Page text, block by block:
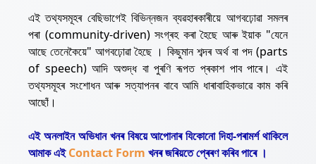
এই তথ্যসমূহৰ বেছিভাগেই বিভিন্নজন ব্যৱহাৰকাৰীয়ে আগবঢ়োৱা সমলৰ
পৰা (community-driven) সংগ্ৰহ কৰা হৈছে আৰু ইয়াক "যেনে
আছে তেনেকৈয়ে" আগবঢ়োৱা হৈছে । কিছুমান শব্দৰ অৰ্থ বা পদ (parts
of speech) আদি অশুদ্ধ বা পুৰণি ৰূপত প্ৰকাশ পাব পাৰে। এই
তথ্যসমূহৰ সংশোধন আৰু সত্যাপনৰ বাবে আমি ধাৰাবাহিকভাৱে কাম কৰি
আছোঁ।
এই অনলাইন অভিধান খনৰ বিষয়ে আপোনাৰ যিকোনো দিহা-পৰামৰ্শ থাকিলে
আমাক এইContact Form খনৰ জৰিয়তে প্ৰেৰণ কৰিব পাৰে ।